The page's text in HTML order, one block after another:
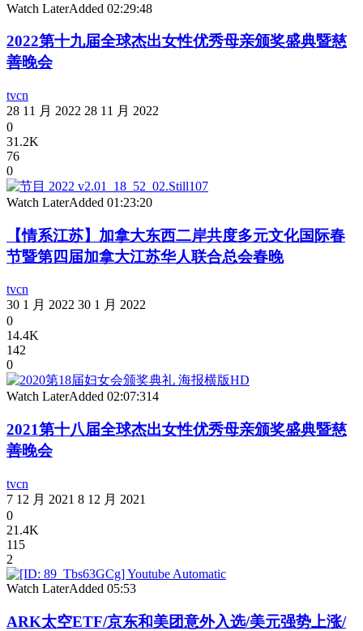
Watch LaterAdded 02:29:48
2022第十九届全球杰出女性优秀母亲颁奖盛典暨慈
善晚会
tvcn
28 11 月 2022 28 11 月 2022
0
31.2K
76
0
Watch LaterAdded 01:23:20
【情系江苏】加拿大东西二岸共度多元文化国际春
节暨第四届加拿大江苏华人联合总会春晚
tvcn
30 1 月 2022 30 1 月 2022
0
14.4K
142
0
Watch LaterAdded 02:07:314
2021第十八届全球杰出女性优秀母亲颁奖盛典暨慈
善晚会
tvcn
7 12 月 2021 8 12 月 2021
0
21.4K
115
2
Watch LaterAdded 05:53
ARK太空ETF/京东和美团意外入选/美元强势上涨/